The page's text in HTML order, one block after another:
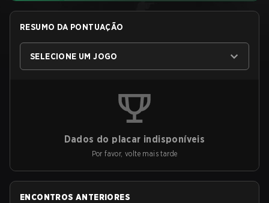
RESUMO DA PONTUAÇÃO
SELECIONE UM JOGO
Dados do placar indisponíveis
Por favor, volte mais tarde
ENCONTROS ANTERIORES